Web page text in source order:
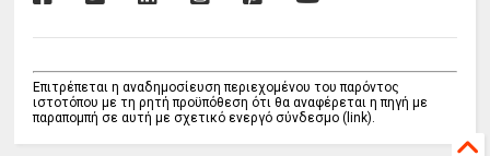
Επιτρέπεται η αναδημοσίευση περιεχομένου του παρόντος
ιστοτόπου με τη ρητή προϋπόθεση ότι θα αναφέρεται η πηγή με
παραπομπή σε αυτή με σχετικό ενεργό σύνδεσμο (link).